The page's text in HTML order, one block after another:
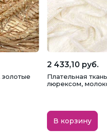
Ткани для подкладки
золотые
2 433,10 руб.
Плательная
люрексом,
В корзину